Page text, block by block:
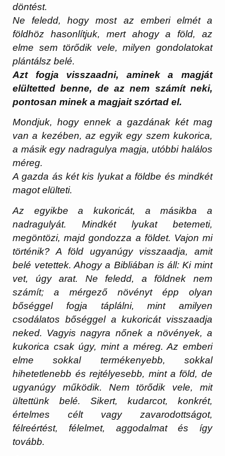
döntést.
Ne feledd, hogy most az emberi elmét a
földhöz hasonlítjuk, mert ahogy a föld, az
elme sem törődik vele, milyen gondolatokat
plántálsz belé.
Azt fogja visszaadni, aminek a magját
elültetted benne, de az nem számít neki,
pontosan minek a magjait szórtad el.
Mondjuk, hogy ennek a gazdának két mag
van a kezében, az egyik egy szem kukorica,
a másik egy nadragulya magja, utóbbi halálos
méreg.
A gazda ás két kis lyukat a földbe és mindkét
magot elülteti.
Az egyikbe a kukoricát, a másikba a
nadragulyát. Mindkét lyukat betemeti,
megöntözi, majd gondozza a földet. Vajon mi
történik? A föld ugyanúgy visszaadja, amit
belé vetettek. Ahogy a Bibliában is áll: Ki mint
vet, úgy arat. Ne feledd, a földnek nem
számít; a mérgező növényt épp olyan
bőséggel fogja táplálni, mint amilyen
csodálatos bőséggel a kukoricát visszaadja
neked. Vagyis nagyra nőnek a növények, a
kukorica csak úgy, mint a méreg. Az emberi
elme sokkal termékenyebb, sokkal
hihetetlenebb és rejtélyesebb, mint a föld, de
ugyanúgy működik. Nem törődik vele, mit
ültettünk belé. Sikert, kudarcot, konkrét,
értelmes célt vagy zavarodottságot,
félreértést, félelmet, aggodalmat és így
tovább.